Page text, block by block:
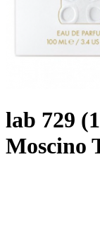
lab 729
Moscino